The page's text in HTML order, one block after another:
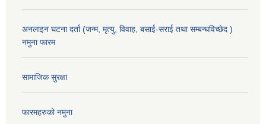
अनलाइन घटना दर्ता (जन्म, मृत्यु, विवाह, बसाई-सराई तथा सम्बन्धविच्छेद )
नमुना फारम
सामाजिक सुरक्षा
फारमहरुको नमुना